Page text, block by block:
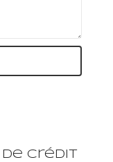
crédit